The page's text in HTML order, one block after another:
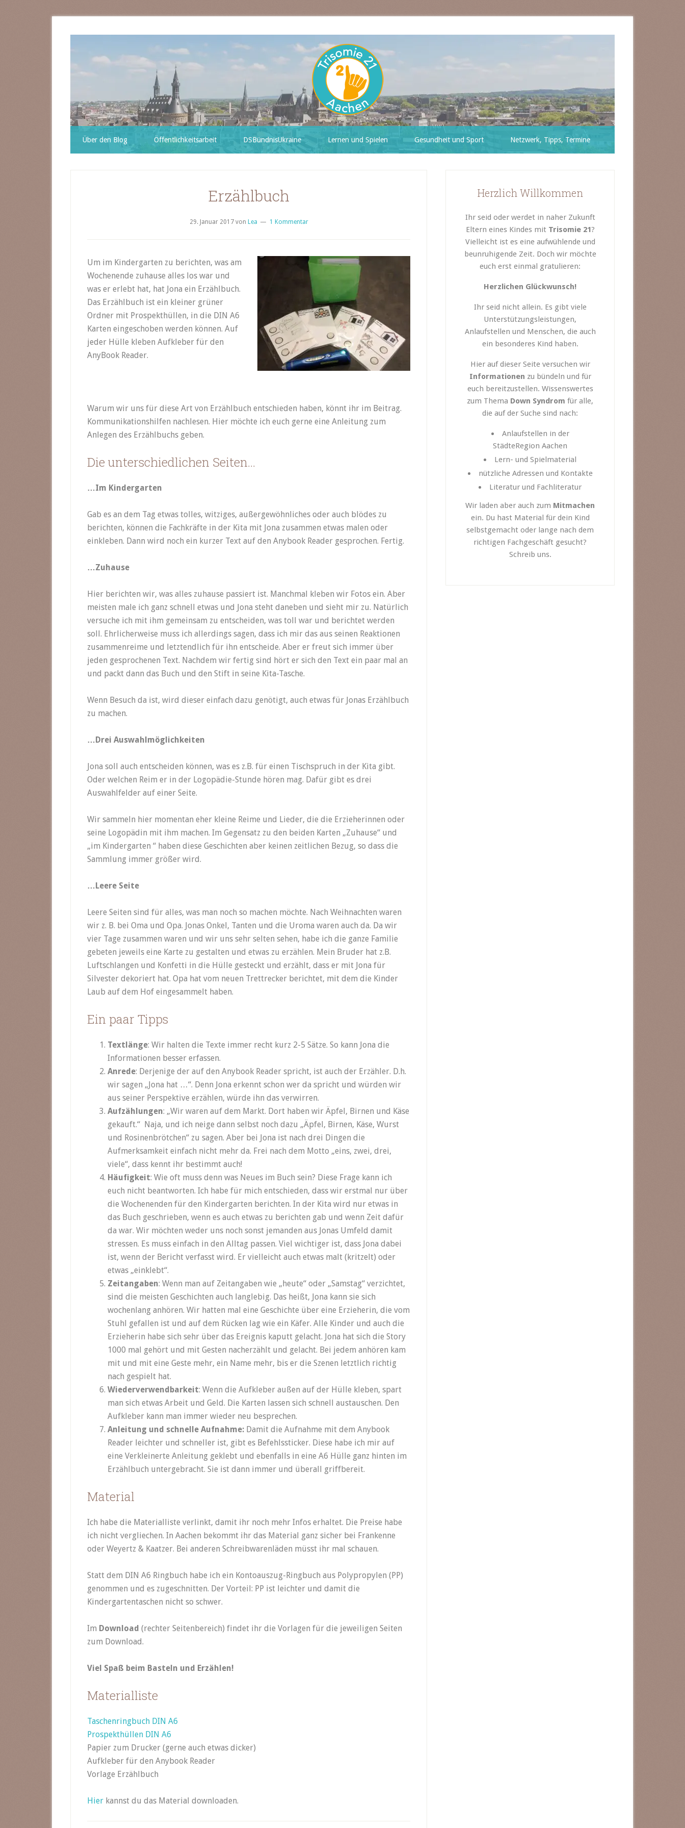
Über den Blog Öffentlichkeitsarbeit DSBündnisUkraine Lernen und Spielen Gesundheit und Sport Netzwerk, Tipps, Termine
Erzählbuch
29. Januar 2017von Lea 1 Kommentar
Um im Kindergarten zu berichten, was am
Wochenende zuhause alles los war und
was er erlebt hat, hat Jona ein Erzählbuch.
Das Erzählbuch ist ein kleiner grüner
Ordner mit Prospekthüllen, in die DIN A6
Karten eingeschoben werden können. Auf
jeder Hülle kleben Aufkleber für den
AnyBook Reader.
Warum wir uns für diese Art von Erzählbuch entschieden haben, könnt ihr im Beitrag.
Kommunikationshilfen nachlesen. Hier möchte ich euch gerne eine Anleitung zum
Anlegen des Erzählbuchs geben.
Die unterschiedlichen Seiten…
…Im Kindergarten
Gab es an dem Tag etwas tolles, witziges, außergewöhnliches oder auch blödes zu
berichten, können die Fachkräfte in der Kita mit Jona zusammen etwas malen oder
einkleben. Dann wird noch ein kurzer Text auf den Anybook Reader gesprochen. Fertig.
…Zuhause
Hier berichten wir, was alles zuhause passiert ist. Manchmal kleben wir Fotos ein. Aber
meisten male ich ganz schnell etwas und Jona steht daneben und sieht mir zu. Natürlich
versuche ich mit ihm gemeinsam zu entscheiden, was toll war und berichtet werden
soll. Ehrlicherweise muss ich allerdings sagen, dass ich mir das aus seinen Reaktionen
zusammenreime und letztendlich für ihn entscheide. Aber er freut sich immer über
jeden gesprochenen Text. Nachdem wir fertig sind hört er sich den Text ein paar mal an
und packt dann das Buch und den Stift in seine Kita-Tasche.
Wenn Besuch da ist, wird dieser einfach dazu genötigt, auch etwas für Jonas Erzählbuch
zu machen.
…Drei Auswahlmöglichkeiten
Jona soll auch entscheiden können, was es z.B. für einen Tischspruch in der Kita gibt.
Oder welchen Reim er in der Logopädie-Stunde hören mag. Dafür gibt es drei
Auswahlfelder auf einer Seite.
Wir sammeln hier momentan eher kleine Reime und Lieder, die die Erzieherinnen oder
seine Logopädin mit ihm machen. Im Gegensatz zu den beiden Karten „Zuhause“ und
„im Kindergarten “ haben diese Geschichten aber keinen zeitlichen Bezug, so dass die
Sammlung immer größer wird.
…Leere Seite
Leere Seiten sind für alles, was man noch so machen möchte. Nach Weihnachten waren
wir z. B. bei Oma und Opa. Jonas Onkel, Tanten und die Uroma waren auch da. Da wir
vier Tage zusammen waren und wir uns sehr selten sehen, habe ich die ganze Familie
gebeten jeweils eine Karte zu gestalten und etwas zu erzählen. Mein Bruder hat z.B.
Luftschlangen und Konfetti in die Hülle gesteckt und erzählt, dass er mit Jona für
Silvester dekoriert hat. Opa hat vom neuen Trettrecker berichtet, mit dem die Kinder
Laub auf dem Hof eingesammelt haben.
Ein paar Tipps
Textlänge: Wir halten die Texte immer recht kurz 2-5 Sätze. So kann Jona die
Informationen besser erfassen.
Anrede: Derjenige der auf den Anybook Reader spricht, ist auch der Erzähler. D.h.
wir sagen „Jona hat …“. Denn Jona erkennt schon wer da spricht und würden wir
aus seiner Perspektive erzählen, würde ihn das verwirren.
Aufzählungen: „Wir waren auf dem Markt. Dort haben wir Äpfel, Birnen und Käse
gekauft.“ Naja, und ich neige dann selbst noch dazu „Äpfel, Birnen, Käse, Wurst
und Rosinenbrötchen“ zu sagen. Aber bei Jona ist nach drei Dingen die
Aufmerksamkeit einfach nicht mehr da. Frei nach dem Motto „eins, zwei, drei,
viele“, dass kennt ihr bestimmt auch!
Häufigkeit: Wie oft muss denn was Neues im Buch sein? Diese Frage kann ich
euch nicht beantworten. Ich habe für mich entschieden, dass wir erstmal nur über
die Wochenenden für den Kindergarten berichten. In der Kita wird nur etwas in
das Buch geschrieben, wenn es auch etwas zu berichten gab und wenn Zeit dafür
da war. Wir möchten weder uns noch sonst jemanden aus Jonas Umfeld damit
stressen. Es muss einfach in den Alltag passen. Viel wichtiger ist, dass Jona dabei
ist, wenn der Bericht verfasst wird. Er vielleicht auch etwas malt (kritzelt) oder
etwas „einklebt“.
Zeitangaben: Wenn man auf Zeitangaben wie „heute“ oder „Samstag“ verzichtet,
sind die meisten Geschichten auch langlebig. Das heißt, Jona kann sie sich
wochenlang anhören. Wir hatten mal eine Geschichte über eine Erzieherin, die vom
Stuhl gefallen ist und auf dem Rücken lag wie ein Käfer. Alle Kinder und auch die
Erzieherin habe sich sehr über das Ereignis kaputt gelacht. Jona hat sich die Story
1000 mal gehört und mit Gesten nacherzählt und gelacht. Bei jedem anhören kam
mit und mit eine Geste mehr, ein Name mehr, bis er die Szenen letztlich richtig
nach gespielt hat.
Wiederverwendbarkeit: Wenn die Aufkleber außen auf der Hülle kleben, spart
man sich etwas Arbeit und Geld. Die Karten lassen sich schnell austauschen. Den
Aufkleber kann man immer wieder neu besprechen.
Anleitung und schnelle Aufnahme: Damit die Aufnahme mit dem Anybook
Reader leichter und schneller ist, gibt es Befehlssticker. Diese habe ich mir auf
eine Verkleinerte Anleitung geklebt und ebenfalls in eine A6 Hülle ganz hinten im
Erzählbuch untergebracht. Sie ist dann immer und überall griffbereit.
Material
Ich habe die Materialliste verlinkt, damit ihr noch mehr Infos erhaltet. Die Preise habe
ich nicht vergliechen. In Aachen bekommt ihr das Material ganz sicher bei Frankenne
oder Weyertz & Kaatzer. Bei anderen Schreibwarenläden müsst ihr mal schauen.
Statt dem DIN A6 Ringbuch habe ich ein Kontoauszug-Ringbuch aus Polypropylen (PP)
genommen und es zugeschnitten. Der Vorteil: PP ist leichter und damit die
Kindergartentaschen nicht so schwer.
Im Download (rechter Seitenbereich) findet ihr die Vorlagen für die jeweiligen Seiten
zum Download.
Viel Spaß beim Basteln und Erzählen!
Materialliste
Taschenringbuch DIN A6
Prospekthüllen DIN A6
Papier zum Drucker (gerne auch etwas dicker)
Aufkleber für den Anybook Reader
Vorlage Erzählbuch
Hier kannst du das Material downloaden.
Herzlich Willkommen
Ihr seid oder werdet in naher Zukunft
Eltern eines Kindes mit Trisomie 21?
Vielleicht ist es eine aufwühlende und
beunruhigende Zeit. Doch wir möchte
euch erst einmal gratulieren:
Herzlichen Glückwunsch!
Ihr seid nicht allein. Es gibt viele
Unterstützungsleistungen,
Anlaufstellen und Menschen, die auch
ein besonderes Kind haben.
Hier auf dieser Seite versuchen wir
Informationen zu bündeln und für
euch bereitzustellen. Wissenswertes
zum Thema Down Syndrom für alle,
die auf der Suche sind nach:
Anlaufstellen in der
StädteRegion Aachen
Lern- und Spielmaterial
nützliche Adressen und Kontakte
Literatur und Fachliteratur
Wir laden aber auch zum Mitmachen
ein. Du hast Material für dein Kind
selbstgemacht oder lange nach dem
richtigen Fachgeschäft gesucht?
Schreib uns.